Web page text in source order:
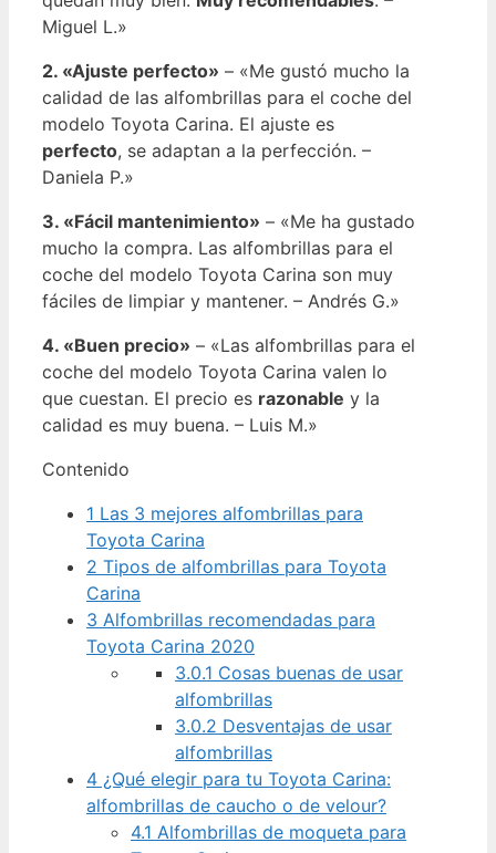
Miguel L.»
2. «Ajuste perfecto» – «Me gustó mucho la
calidad de las alfombrillas para el coche del
modelo Toyota Carina. El ajuste es
perfecto, se adaptan a la perfección. –
Daniela P.»
3. «Fácil mantenimiento» – «Me ha gustado
mucho la compra. Las alfombrillas para el
coche del modelo Toyota Carina son muy
fáciles de limpiar y mantener. – Andrés G.»
4. «Buen precio» – «Las alfombrillas para el
coche del modelo Toyota Carina valen lo
que cuestan. El precio es razonable y la
calidad es muy buena. – Luis M.»
Contenido
1 Las 3 mejores alfombrillas para
Toyota Carina
2 Tipos de alfombrillas para Toyota
Carina
3 Alfombrillas recomendadas para
Toyota Carina 2020
3.0.1 Cosas buenas de usar
alfombrillas
3.0.2 Desventajas de usar
alfombrillas
4 ¿Qué elegir para tu Toyota Carina:
alfombrillas de caucho o de velour?
4.1 Alfombrillas de moqueta para